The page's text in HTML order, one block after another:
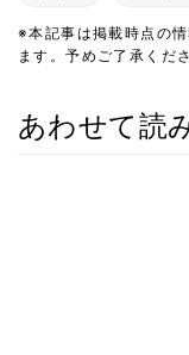
※本記事は掲載時点の
ます。予めご了承くださ
あわせて読